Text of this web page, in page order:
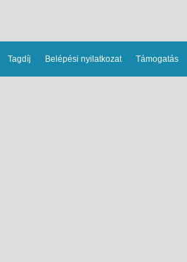
Tagdíj Belépési nyilatkozat Támogatás